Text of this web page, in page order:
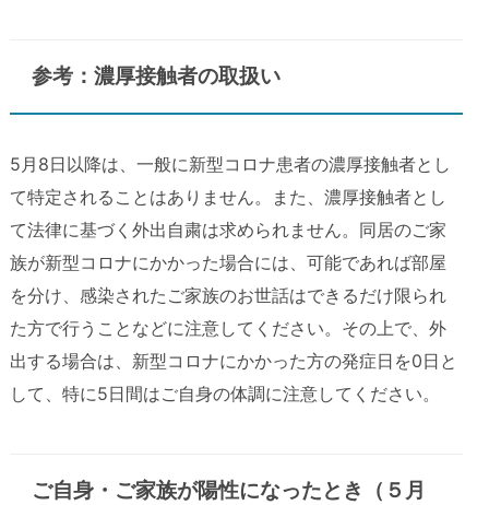
参考：濃厚接触者の取扱い
5月8日以降は、一般に新型コロナ患者の濃厚接触者とし
て特定されることはありません。また、濃厚接触者とし
て法律に基づく外出自粛は求められません。同居のご家
族が新型コロナにかかった場合には、可能であれば部屋
を分け、感染されたご家族のお世話はできるだけ限られ
た方で行うことなどに注意してください。その上で、外
出する場合は、新型コロナにかかった方の発症日を0日と
して、特に5日間はご自身の体調に注意してください。
ご自身・ご家族が陽性になったとき（５月